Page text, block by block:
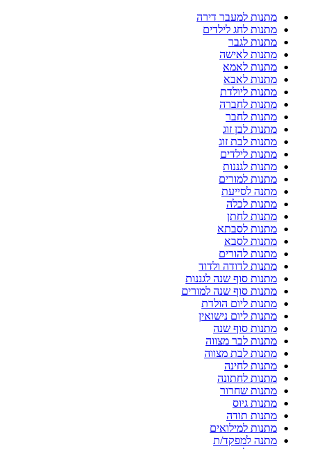
מתנות למעבר דירה
מתנות לחג לילדים
מתנות לגבר
מתנות לאישה
מתנות לאמא
מתנות לאבא
מתנות ליולדת
מתנות לחברה
מתנות לחבר
מתנות לבן זוג
מתנות לבת זוג
מתנות לילדים
מתנות לגננות
מתנות למורים
מתנה לסייעת
מתנות לכלה
מתנות לחתן
מתנות לסבתא
מתנות לסבא
מתנות להורים
מתנות לדודה ולדוד
מתנות סוף שנה לגננות
מתנות סוף שנה למורים
מתנות ליום הולדת
מתנות ליום נישואין
מתנות סוף שנה
מתנות לבר מצווה
מתנות לבת מצווה
מתנות לחינה
מתנות לחתונה
מתנות שחרור
מתנות גיוס
מתנות תודה
מתנות למילואים
מתנה למפקד/ת